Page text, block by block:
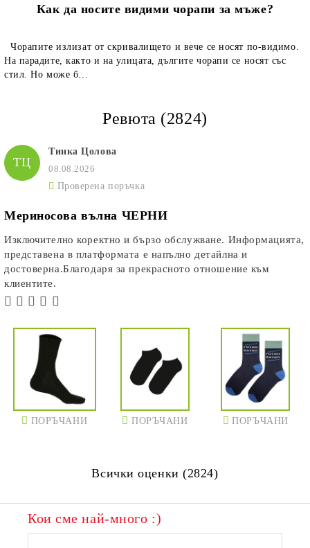
Как да носите видими чорапи за мъже?
Чорапите излизат от скривалището и вече се носят по-видимо.
На парадите, както и на улицата, дългите чорапи се носят със
стил. Но може б...
Ревюта (2824)
ТЦ
Тинка Цолова
08.08.2026
Проверена поръчка
Мериносова вълна ЧЕРНИ
Изключително коректно и бързо обслужване. Информацията,
представена в платформата е напълно детайлна и
достоверна.Благодаря за прекрасното отношение към
клиентите.
ПОРЪЧАНИ ПОРЪЧАНИ ПОРЪЧАНИ
ПОРЪЧАНИ
Всички оценки (2824)
Кои сме най-много :)